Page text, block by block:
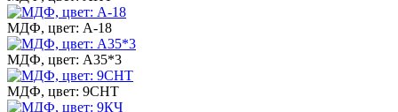
МДФ, цвет: А-18
МДФ, цвет: А35*3
МДФ, цвет: 9СНТ